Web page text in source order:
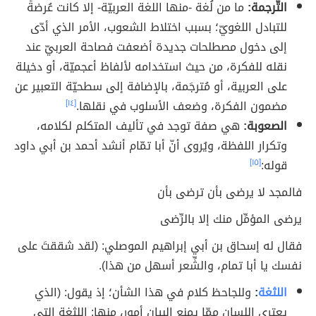
التّرجمة: ما من لُغة -منها اللغة العربيّة- إلا كانت عُرضةً
للتبادل اللغويّ؛ بسبب اختلاط الشعوب، الأمر الذي أدّى
إلى دخول مصطلحات جديدة أضعفت فصاحة العربيّ عند
نقله للفكرة، من حيث استخدامه لألفاظ أعجميّة، أو دخيلة
على العربية، أو مُترجَمة، بالإضافة إلى سطحيّة التعبير عن
مضمون الفكرة، وضعف الأسلوب في نقلها.[١٤]
الصعوبة: هي صفة توجد في تأليف المتكلم لكلامه،
وتكرار اللفظة، ويُروى أنّ أبا تمّام أنشد أحمد بن أبي داود
قوله:[١٥]
فالمجد لا يرضى بأن ترضى بأن
يرضى المؤمِّل منك إلا بالرِّضى
فقال له إسحاق بن أبي إبراهيم الموصلي: (لقد شققتَ على
نفسك يا أبا تمام، والشِّعر أسهل من هذا).
اللثغة: وللجاحظ كلام في هذا الشأن؛ إذ يقول: (الذي